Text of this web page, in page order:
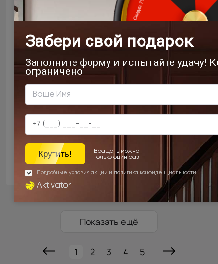
Цена за полотно
23 888 ₽
Показать ещё
1 2 3 4 5